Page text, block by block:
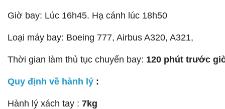
Giờ bay: Lúc 16h45. Hạ cánh lúc 18h50
Loại máy bay: Boeing 777, Airbus A320, A321,
Thời gian làm thủ tục chuyến bay: 120 phút trước
Quy định về hành lý :
Hành lý xách tay : 7kg